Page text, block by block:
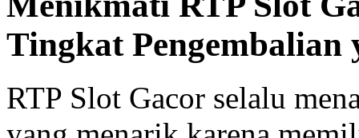
Tingkat Pengembalian
RTP Slot Gacor selalu